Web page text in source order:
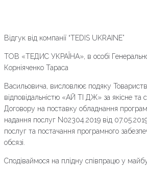
Відгук від компанії “TEDIS UKRAINE”
ТОВ «ТЕДИС УКРАЇНА», в особі
Корніяченко Тараса
Васильовича, висловлює подяку
відповідальністю «АЙ TI ДЖ» за якісне та
Договору на поставку обладнання
надання послуг N02304.2019 від
послуг та постачання програмного
обсязі.
Сподіваймося на плідну співпрацю у